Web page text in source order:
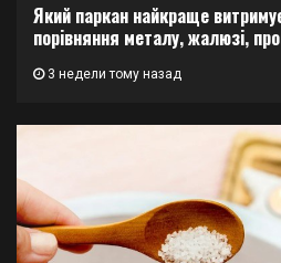
Який паркан найкраще
порівняння металу, жалюзі,
3 недели тому назад